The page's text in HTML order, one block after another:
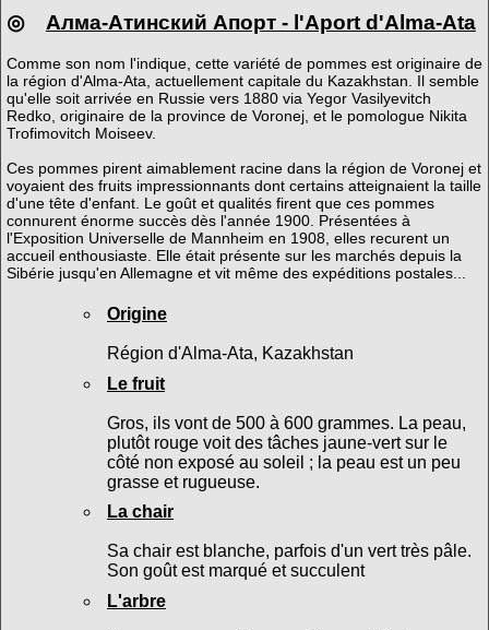
◎ Алма-Атинский Апорт - l'Aport d'Alma-Ata
Comme son nom l'indique, cette variété de pommes est originaire de
la région d'Alma-Ata, actuellement capitale du Kazakhstan. Il semble
qu'elle soit arrivée en Russie vers 1880 via Yegor Vasilyevitch
Redko, originaire de la province de Voronej, et le pomologue Nikita
Trofimovitch Moiseev.
Ces pommes pirent aimablement racine dans la région de Voronej et
voyaient des fruits impressionnants dont certains atteignaient la taille
d'une tête d'enfant. Le goût et qualités firent que ces pommes
connurent énorme succès dès l'année 1900. Présentées à
l'Exposition Universelle de Mannheim en 1908, elles recurent un
accueil enthousiaste. Elle était présente sur les marchés depuis la
Sibérie jusqu'en Allemagne et vit même des expéditions postales...
Origine
Région d'Alma-Ata, Kazakhstan
Le fruit
Gros, ils vont de 500 à 600 grammes. La peau,
plutôt rouge voit des tâches jaune-vert sur le
côté non exposé au soleil ; la peau est un peu
grasse et rugueuse.
La chair
Sa chair est blanche, parfois d'un vert très pâle.
Son goût est marqué et succulent
L'arbre